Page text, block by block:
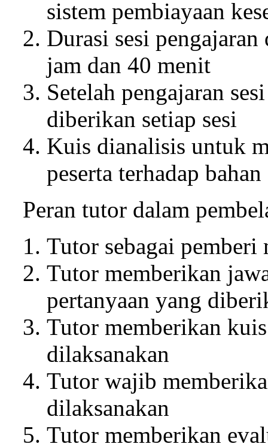
sistem pembiayaan
Durasi sesi
jam dan 40 menit
Setelah pengajaran
diberikan setiap sesi
Kuis dianalisis untuk
peserta terhadap
Peran tutor dalam
Tutor sebagai pemberi
Tutor memberikan
pertanyaan yang
Tutor memberikan
dilaksanakan
Tutor wajib
dilaksanakan
Tutor memberikan